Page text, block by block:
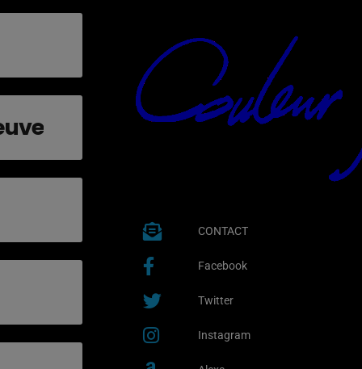
CONTACT
Facebook
Twitter
Instagram